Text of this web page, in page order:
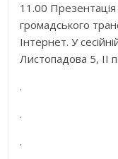
11.00
громадського
Інтернет. У
Листопадова 5, ІІ
.
.
.